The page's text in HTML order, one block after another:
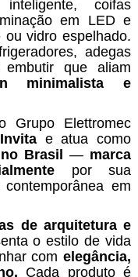
coifas
em LED e
vidro espelhado.
adegas
que aliam
minimalista e
Grupo Elettromec
e atua como
Brasil — marca
por sua
em
de arquitetura e
o estilo de vida
comelegância,
Cada produto é